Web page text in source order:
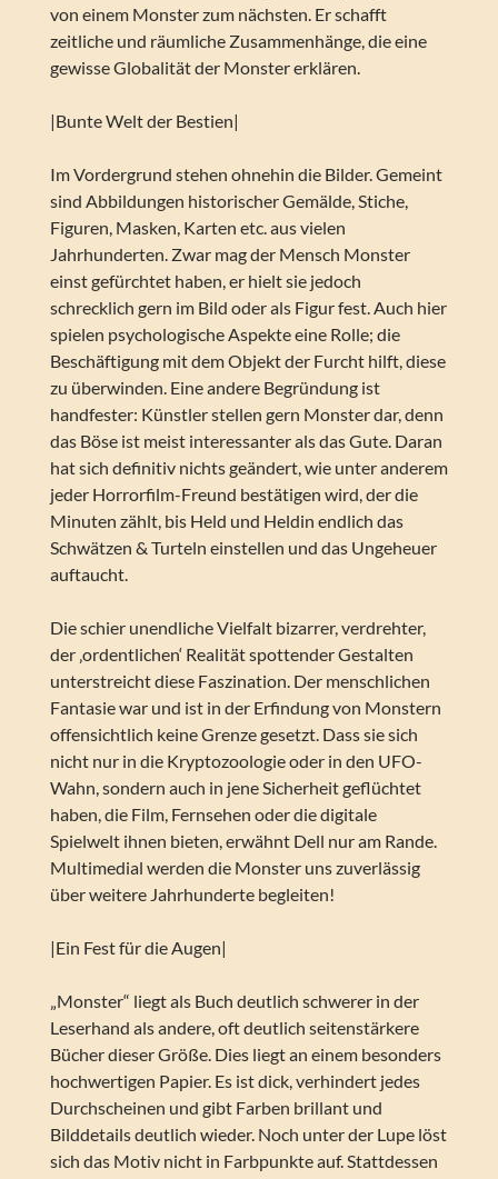
von einem Monster zum nächsten. Er schafft
zeitliche und räumliche Zusammenhänge, die eine
gewisse Globalität der Monster erklären.
|Bunte Welt der Bestien|
Im Vordergrund stehen ohnehin die Bilder. Gemeint
sind Abbildungen historischer Gemälde, Stiche,
Figuren, Masken, Karten etc. aus vielen
Jahrhunderten. Zwar mag der Mensch Monster
einst gefürchtet haben, er hielt sie jedoch
schrecklich gern im Bild oder als Figur fest. Auch hier
spielen psychologische Aspekte eine Rolle; die
Beschäftigung mit dem Objekt der Furcht hilft, diese
zu überwinden. Eine andere Begründung ist
handfester: Künstler stellen gern Monster dar, denn
das Böse ist meist interessanter als das Gute. Daran
hat sich definitiv nichts geändert, wie unter anderem
jeder Horrorfilm-Freund bestätigen wird, der die
Minuten zählt, bis Held und Heldin endlich das
Schwätzen & Turteln einstellen und das Ungeheuer
auftaucht.
Die schier unendliche Vielfalt bizarrer, verdrehter,
der ‚ordentlichen‘ Realität spottender Gestalten
unterstreicht diese Faszination. Der menschlichen
Fantasie war und ist in der Erfindung von Monstern
offensichtlich keine Grenze gesetzt. Dass sie sich
nicht nur in die Kryptozoologie oder in den UFO-
Wahn, sondern auch in jene Sicherheit geflüchtet
haben, die Film, Fernsehen oder die digitale
Spielwelt ihnen bieten, erwähnt Dell nur am Rande.
Multimedial werden die Monster uns zuverlässig
über weitere Jahrhunderte begleiten!
|Ein Fest für die Augen|
„Monster“ liegt als Buch deutlich schwerer in der
Leserhand als andere, oft deutlich seitenstärkere
Bücher dieser Größe. Dies liegt an einem besonders
hochwertigen Papier. Es ist dick, verhindert jedes
Durchscheinen und gibt Farben brillant und
Bilddetails deutlich wieder. Noch unter der Lupe löst
sich das Motiv nicht in Farbpunkte auf. Stattdessen